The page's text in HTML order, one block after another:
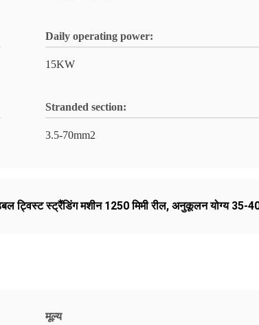
Daily operating power:
15KW
Stranded section:
3.5-70mm2
ट्विस्ट स्ट्रैंडिंग मशीन 1250 मिमी रील, अनुकूलन योग्य 35-
मूल्य